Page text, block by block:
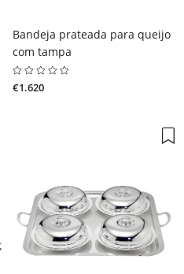
Bandeja prateada para queijo
com tampa
€1.620